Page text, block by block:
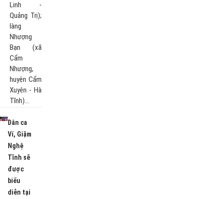
Linh -
Quảng Trị);
làng
Nhượng
Bạn (xã
Cẩm
Nhượng,
huyện Cẩm
Xuyên - Hà
Tĩnh)…
Dân ca
Ví, Giặm
Nghệ
Tĩnh sẽ
được
biểu
diễn tại